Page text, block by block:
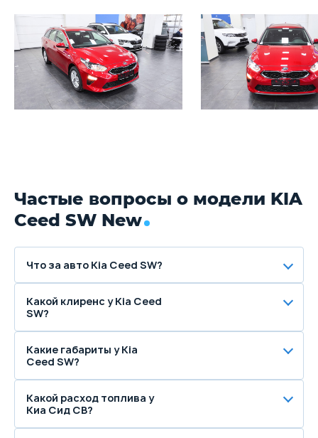
Частые вопросы о модели KIA
Ceed SW New
Что за авто Kia Ceed SW?
Какой клиренс у Kia Ceed
SW?
Какие габариты у Kia
Ceed SW?
Какой расход топлива у
Киа Сид СВ?